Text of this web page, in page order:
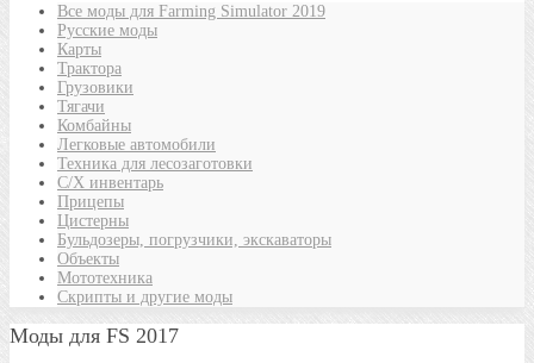
Все моды для Farming Simulator 2019
Русские моды
Карты
Трактора
Грузовики
Тягачи
Комбайны
Легковые автомобили
Техника для лесозаготовки
С/Х инвентарь
Прицепы
Цистерны
Бульдозеры, погрузчики, экскаваторы
Объекты
Мототехника
Скрипты и другие моды
Моды для FS 2017